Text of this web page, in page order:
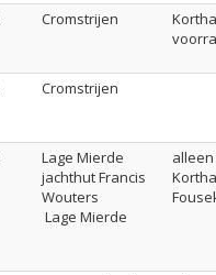
Cromstrijen
Cromstrijen
Lage Mierde
jachthut Francis
Wouters
Lage Mierde